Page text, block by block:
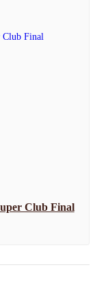
Club Final